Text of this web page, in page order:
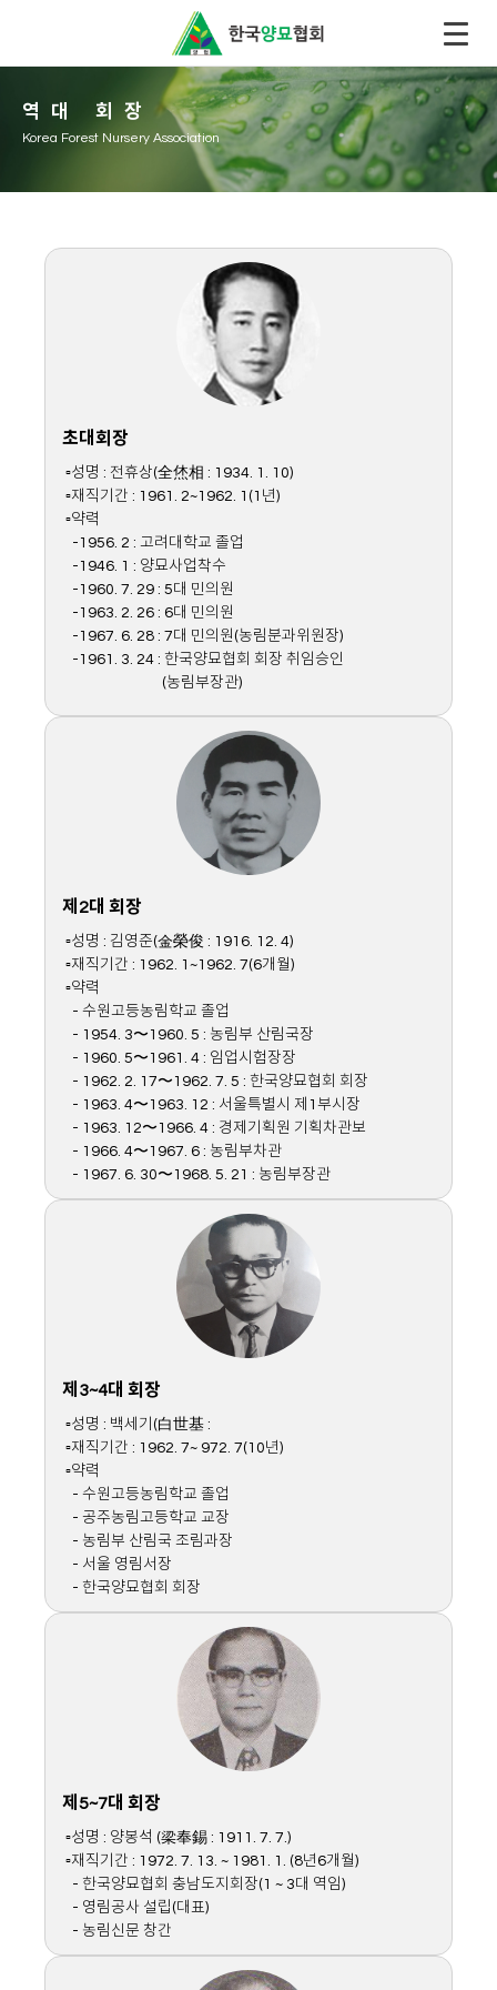
역대 회장
Korea Forest Nursery Association
초대회장
▫성명 : 전휴상(全烋相 : 1934. 1. 10)
▫재직기간 : 1961. 2~1962. 1(1년)
▫약력
-1956. 2 : 고려대학교 졸업
-1946. 1 : 양묘사업착수
-1960. 7. 29 : 5대 민의원
-1963. 2. 26 : 6대 민의원
-1967. 6. 28 : 7대 민의원(농림분과위원장)
-1961. 3. 24 : 한국양묘협회 회장 취임승인
(농림부장관)
제2대 회장
▫성명 : 김영준(金榮俊 : 1916. 12. 4)
▫재직기간 : 1962. 1~1962. 7(6개월)
▫약력
- 수원고등농림학교 졸업
- 1954. 3〜1960. 5 : 농림부 산림국장
- 1960. 5〜1961. 4 : 임업시험장장
- 1962. 2. 17〜1962. 7. 5 : 한국양묘협회 회장
- 1963. 4〜1963. 12 : 서울특별시 제1부시장
- 1963. 12〜1966. 4 : 경제기획원 기획차관보
- 1966. 4〜1967. 6 : 농림부차관
- 1967. 6. 30〜1968. 5. 21 : 농림부장관
제3~4대 회장
▫성명 : 백세기(白世基 :
▫재직기간 : 1962. 7~ 972. 7(10년)
▫약력
- 수원고등농림학교 졸업
- 공주농림고등학교 교장
- 농림부 산림국 조림과장
- 서울 영림서장
- 한국양묘협회 회장
제5~7대 회장
▫성명 : 양봉석 (梁奉錫 : 1911. 7. 7.)
▫재직기간 : 1972. 7. 13. ~ 1981. 1. (8년6개월)
- 한국양묘협회 충남도지회장(1 ~ 3대 역임)
- 영림공사 설립(대표)
- 농림신문 창간